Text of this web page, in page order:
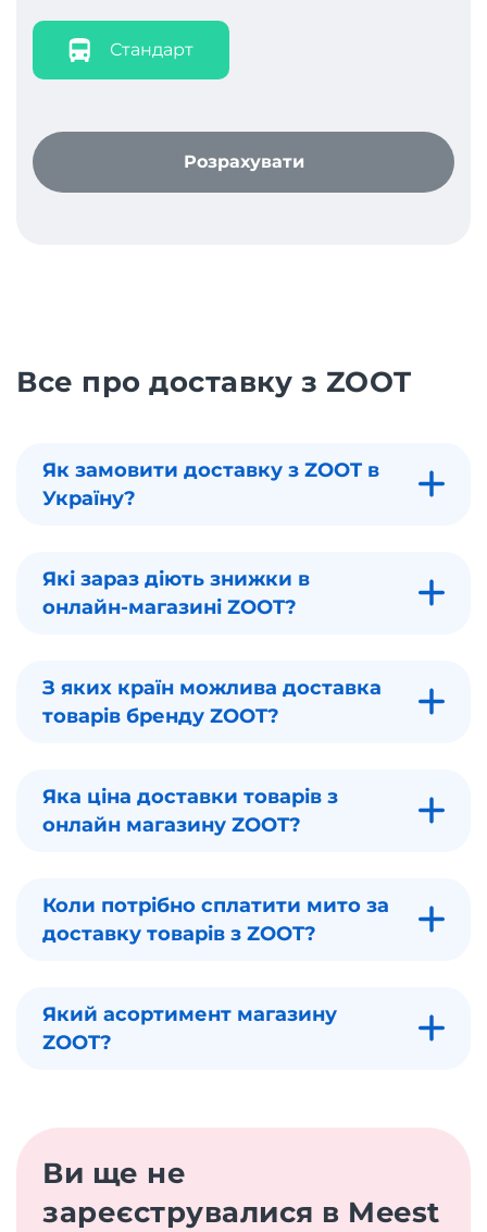
Стандарт
Розрахувати
Все про доставку з ZOOT
Як замовити доставку з ZOOT в
Україну?
Які зараз діють знижки в
онлайн-магазині ZOOT?
З яких країн можлива доставка
товарів бренду ZOOT?
Яка ціна доставки товарів з
онлайн магазину ZOOT?
Коли потрібно сплатити мито за
доставку товарів з ZOOT?
Який асортимент магазину
ZOOT?
Ви ще не
зареєструвалися в Meest